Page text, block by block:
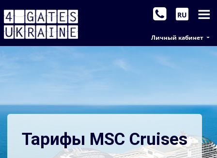
Личный кабинет
RU
Тарифы MSC Cruises